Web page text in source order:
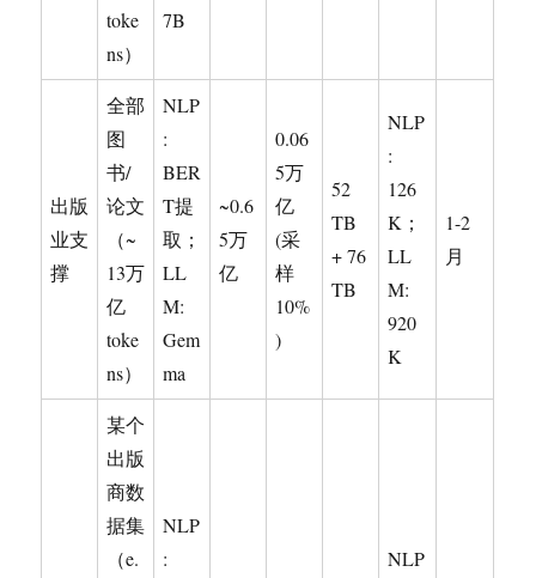
toke
ns）
7B
出版
业支
撑
全部
图
书/
论文
（~
13万
亿
toke
ns）
NLP
:
BER
T提
取；
LL
M:
Gem
ma
~0.6
5万
亿
0.06
5万
亿
(采
样
10%
)
52
TB
+ 76
TB
NLP
:
126
K；
LL
M:
920
K
1-2
月
某个
出版
商数
据集
（e.
NLP
:
NLP